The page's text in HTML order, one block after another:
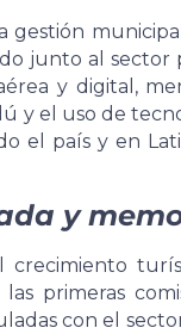
gestión
junto al sector
y digital,
y el uso de
el país y en
y
crecimiento
primeras
con el